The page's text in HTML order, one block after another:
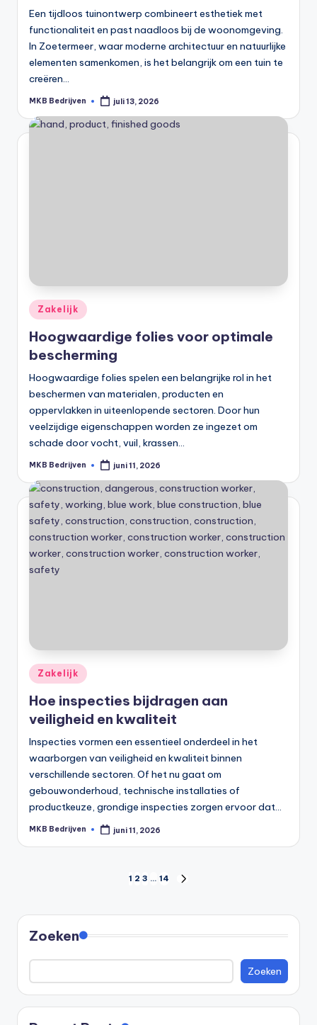
Een tijdloos tuinontwerp combineert esthetiek met
functionaliteit en past naadloos bij de woonomgeving.
In Zoetermeer, waar moderne architectuur en natuurlijke
elementen samenkomen, is het belangrijk om een tuin te
creëren…
MKB Bedrijven juli 13, 2026
Zakelijk
Hoogwaardige folies voor optimale
bescherming
Hoogwaardige folies spelen een belangrijke rol in het
beschermen van materialen, producten en
oppervlakken in uiteenlopende sectoren. Door hun
veelzijdige eigenschappen worden ze ingezet om
schade door vocht, vuil, krassen…
MKB Bedrijven juni 11, 2026
Zakelijk
Hoe inspecties bijdragen aan
veiligheid en kwaliteit
Inspecties vormen een essentieel onderdeel in het
waarborgen van veiligheid en kwaliteit binnen
verschillende sectoren. Of het nu gaat om
gebouwonderhoud, technische installaties of
productkeuze, grondige inspecties zorgen ervoor dat…
MKB Bedrijven juni 11, 2026
1 2 3 … 14
Zoeken
Zoeken